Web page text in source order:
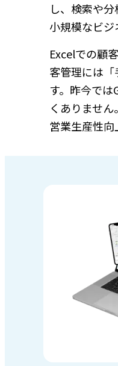
し、検索や
小規模なビジ
Excelでの顧
客管理には
す。昨今で
くありませ
営業生産性向